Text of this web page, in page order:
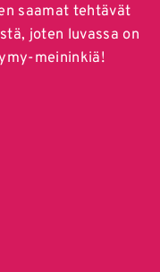
saamat tehtävät
joten luvassa on
meininkiä!